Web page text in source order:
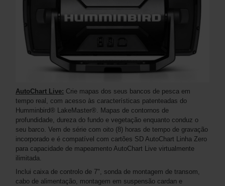
AutoChart Live: Crie mapas dos seus bancos de pesca em
tempo real, com acesso às características patenteadas do
Humminbird® LakeMaster®. Mapas de contornos de
profundidade, dureza do fundo e vegetação enquanto conduz o
seu barco. Vem de série com oito (8) horas de tempo de gravação
incorporado e é compatível com cartões SD AutoChart Linha Zero
para capacidade de mapeamento AutoChart Live virtualmente
ilimitada.
Inclui caixa de controlo de 7", sonda de montagem de transom,
cabo de alimentação, montagem em suspensão cardan e